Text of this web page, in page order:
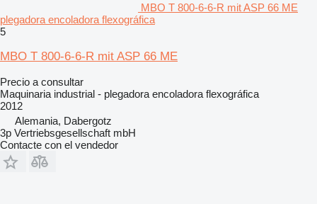
MBO T 800-6-6-R mit ASP 66 ME
plegadora encoladora flexográfica
5
MBO T 800-6-6-R mit ASP 66 ME
Precio a consultar
Maquinaria industrial - plegadora encoladora flexográfica
2012
Alemania, Dabergotz
3p Vertriebsgesellschaft mbH
Contacte con el vendedor